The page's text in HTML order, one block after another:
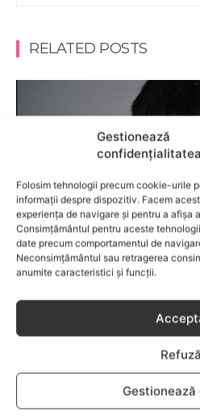
Gestionează
Folosim tehnologii precum cookie-urile
informații despre dispozitiv. Facem
experiența de navigare și pentru a afișa
Consimțământul pentru aceste
date precum comportamentul de
Neconsimțământul sau retragerea
anumite caracteristici și funcții.
Refuză
Gestionează
RELATED POSTS
Soluții despre cum